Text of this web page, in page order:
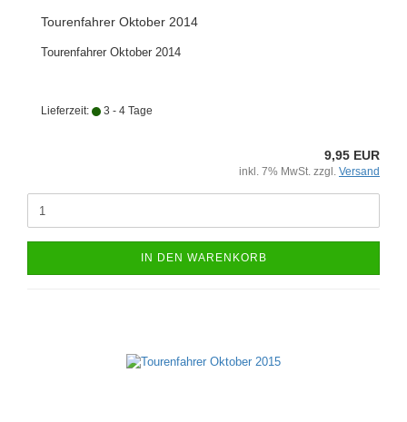
Tourenfahrer Oktober 2014
Tourenfahrer Oktober 2014
Lieferzeit: 3 - 4 Tage
9,95 EUR
inkl. 7% MwSt. zzgl. Versand
IN DEN WARENKORB